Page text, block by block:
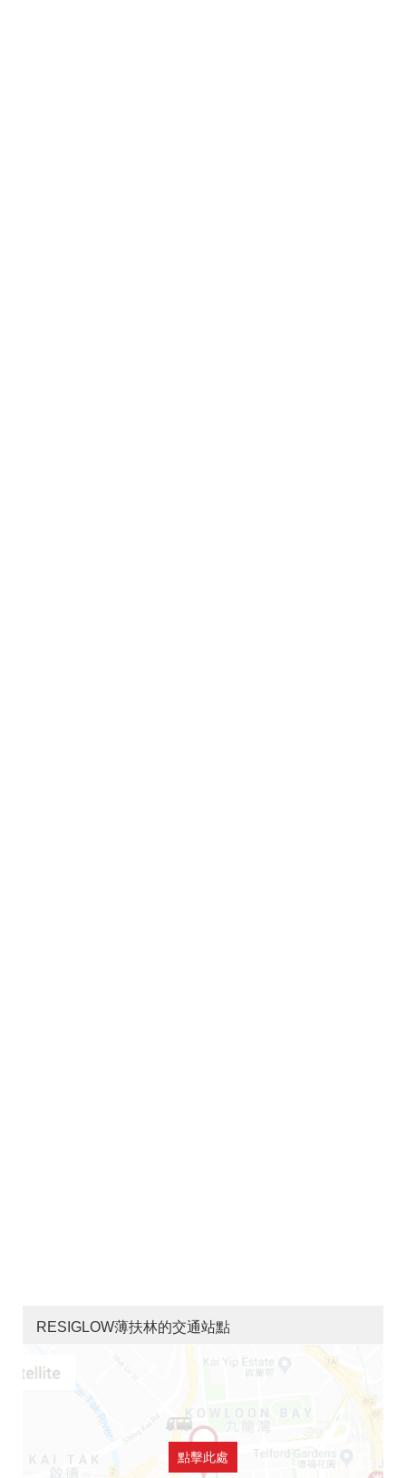
RESIGLOW薄扶林的交通站點
點擊此處